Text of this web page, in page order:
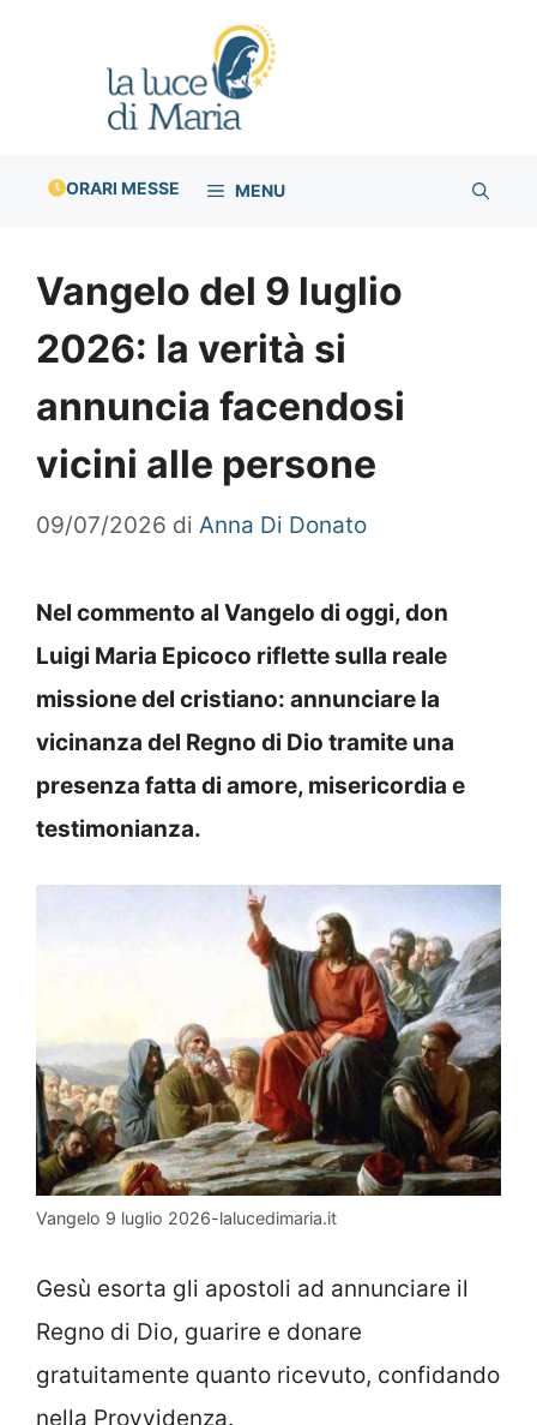
ORARI MESSE MENU
Vangelo del 9 luglio
2026: la verità si
annuncia facendosi
vicini alle persone
09/07/2026 di Anna Di Donato
Nel commento al Vangelo di oggi, don
Luigi Maria Epicoco riflette sulla reale
missione del cristiano: annunciare la
vicinanza del Regno di Dio tramite una
presenza fatta di amore, misericordia e
testimonianza.
Vangelo 9 luglio 2026-lalucedimaria.it
Gesù esorta gli apostoli ad annunciare il
Regno di Dio, guarire e donare
gratuitamente quanto ricevuto, confidando
nella Provvidenza.